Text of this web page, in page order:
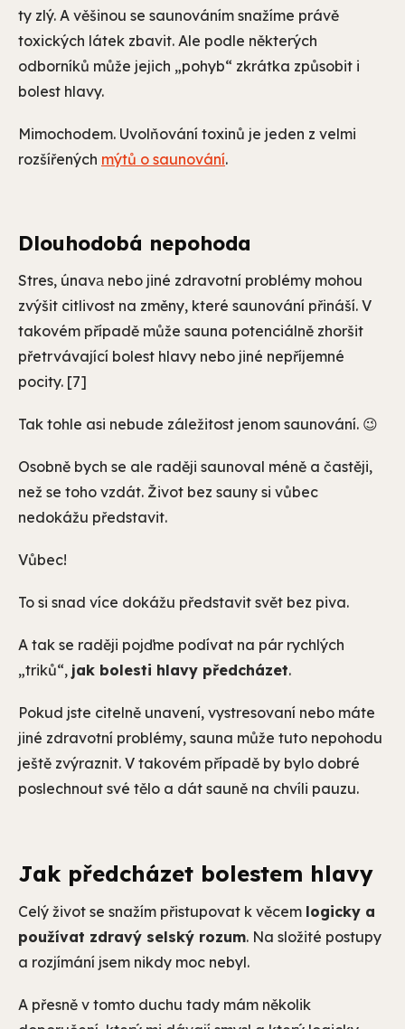
ty zlý. A věšinou se saunováním snažíme právě
toxických látek zbavit. Ale podle některých
odborníků může jejich „pohyb“ zkrátka způsobit i
bolest hlavy.
Mimochodem. Uvolňování toxinů je jeden z velmi
rozšířených mýtů o saunování.
Dlouhodobá nepohoda
Stres, únavа nebo jiné zdravotní problémy mohou
zvýšit citlivost na změny, které saunování přináší. V
takovém případě může sauna potenciálně zhoršit
přetrvávající bolest hlavy nebo jiné nepříjemné
pocity. [7]
Tak tohle asi nebude záležitost jenom saunování. 😉
Osobně bych se ale raději saunoval méně a častěji,
než se toho vzdát. Život bez sauny si vůbec
nedokážu představit.
Vůbec!
To si snad více dokážu představit svět bez piva.
A tak se raději pojďme podívat na pár rychlých
„triků“, jak bolesti hlavy předcházet.
Pokud jste citelně unavení, vystresovaní nebo máte
jiné zdravotní problémy, sauna může tuto nepohodu
ještě zvýraznit. V takovém případě by bylo dobré
poslechnout své tělo a dát sauně na chvíli pauzu.
Jak předcházet bolestem hlavy
Celý život se snažím přistupovat k věcem logicky a
používat zdravý selský rozum. Na složité postupy
a rozjímání jsem nikdy moc nebyl.
A přesně v tomto duchu tady mám několik